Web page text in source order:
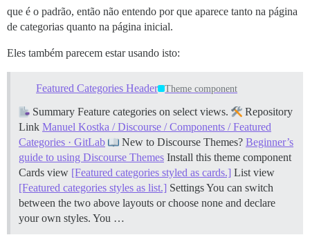
que é o padrão, então não entendo por que aparece tanto na página
de categorias quanto na página inicial.
Eles também parecem estar usando isto:
Featured Categories Header Theme component
Summary Feature categories on select views.
Repository
Link Manuel Kostka / Discourse / Components / Featured
Categories · GitLab
New to Discourse Themes? Beginner’s
guide to using Discourse Themes Install this theme component
Cards view [Featured categories styled as cards.] List view
[Featured categories styles as list.] Settings You can switch
between the two above layouts or choose none and declare
your own styles. You …